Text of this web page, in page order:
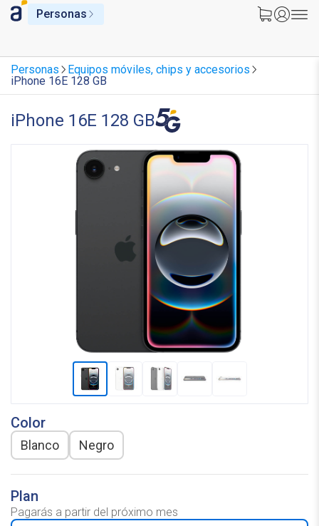
Personas
Personas
Equipos móviles, chips y accesorios
iPhone 16E 128 GB
iPhone 16E 128 GB
Color
blanco negro
Plan
Pagarás a partir del próximo mes